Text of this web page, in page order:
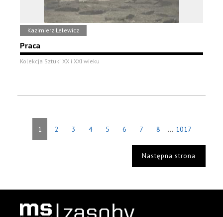
Kazimierz Lelewicz
Praca
Kolekcja Sztuki XX i XXI wieku
1 2 3 4 5 6 7 8 ... 1017
Następna strona